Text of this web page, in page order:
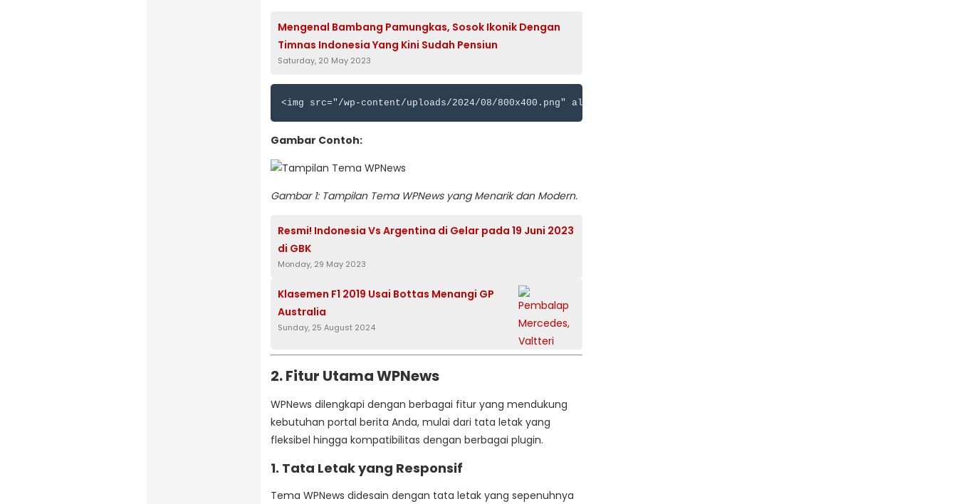
Mengenal Bambang Pamungkas, Sosok Ikonik Dengan
Timnas Indonesia Yang Kini Sudah Pensiun
Saturday, 20 May 2023
Gambar Contoh:
Gambar 1: Tampilan Tema WPNews yang Menarik dan Modern.
Resmi! Indonesia Vs Argentina di Gelar pada 19 Juni 2023
di GBK
Monday, 29 May 2023
Klasemen F1 2019 Usai Bottas Menangi GP
Australia
Sunday, 25 August 2024
2. Fitur Utama WPNews
WPNews dilengkapi dengan berbagai fitur yang mendukung
kebutuhan portal berita Anda, mulai dari tata letak yang
fleksibel hingga kompatibilitas dengan berbagai plugin.
1. Tata Letak yang Responsif
Tema WPNews didesain dengan tata letak yang sepenuhnya